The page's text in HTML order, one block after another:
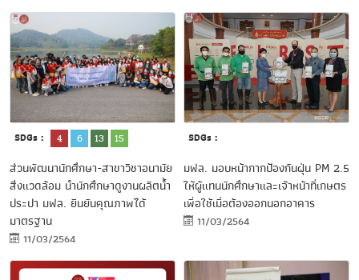
SDGs : 4 6 13 15
ส่วนพัฒนานักศึกษา-สาขาวิชาอนามัย
สิ่งแวดล้อม นำนักศึกษาดูงานผลิตน้ำ
ประปา มฟล. ยืนยันคุณภาพได้
มาตรฐาน
11/03/2564
SDGs :
มฟล. มอบหน้ากากป้องกันฝุ่น PM 2.5
ให้ผู้แทนนักศึกษาและเจ้าหน้าที่เกษตร
เพื่อใช้เมื่อต้องออกนอกอาคาร
11/03/2564